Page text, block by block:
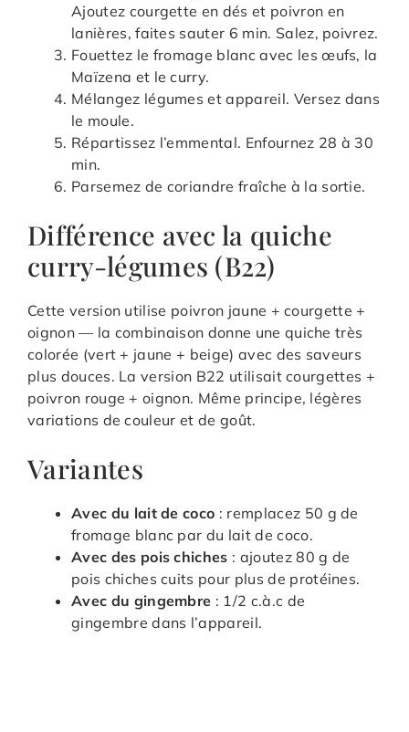
Ajoutez courgette en dés et poivron en
lanières, faites sauter 6 min. Salez, poivrez.
Fouettez le fromage blanc avec les œufs, la
Maïzena et le curry.
Mélangez légumes et appareil. Versez dans
le moule.
Répartissez l’emmental. Enfournez 28 à 30
min.
Parsemez de coriandre fraîche à la sortie.
Différence avec la quiche
curry-légumes (B22)
Cette version utilise poivron jaune + courgette +
oignon — la combinaison donne une quiche très
colorée (vert + jaune + beige) avec des saveurs
plus douces. La version B22 utilisait courgettes +
poivron rouge + oignon. Même principe, légères
variations de couleur et de goût.
Variantes
Avec du lait de coco : remplacez 50 g de
fromage blanc par du lait de coco.
Avec des pois chiches : ajoutez 80 g de
pois chiches cuits pour plus de protéines.
Avec du gingembre : 1/2 c.à.c de
gingembre dans l’appareil.